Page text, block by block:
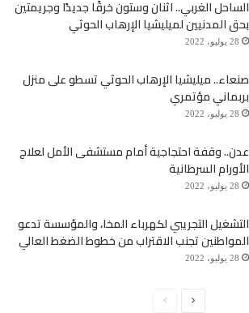
الساحل الغربي.. اثنان وستون خرقًا جديدًا وجريمتين
بحق المدنيين لميليشيا الإرهاب الحوثي
28 يوليو، 2022
صنعاء.. ميليشيا الإرهاب الحوثي تسطو على منزل
بربماني مؤتمري
28 يوليو، 2022
عدن.. وقفة احتجاجية أمام مستشفى الأمل لعلاج
الأورام السرطانية
28 يوليو، 2022
التشغيل التجريبي لكهرباء المخا، والمؤسسة تدعو
المواطنين تجنب الاقتراب من خطوط الضغط العالي
28 يوليو، 2022
الصفحةالصفحة